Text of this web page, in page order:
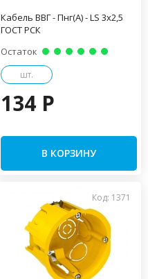
Кабель ВВГ - Пнг(А) - LS 3х2,5
ГОСТ РСК
Остаток
шт.
134 P
В КОРЗИНУ
Код: 1371